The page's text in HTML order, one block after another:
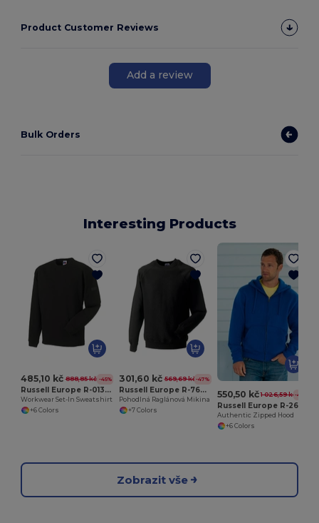
Product Customer Reviews
Add a review
Bulk Orders
Interesting Products
485,10 kč 888,85 kč -45%
Russell Europe R-013M-0
Workwear Set-In Sweatshirt
+6 Colors
301,60 kč 569,69 kč -47%
Russell Europe R-762M-0
Pohodlná Raglánová Mikina
+7 Colors
550,50 kč 1 026,59 kč-46%
Russell Europe R-266M-0
Authentic Zipped Hood
+6 Colors
Zobrazit vše